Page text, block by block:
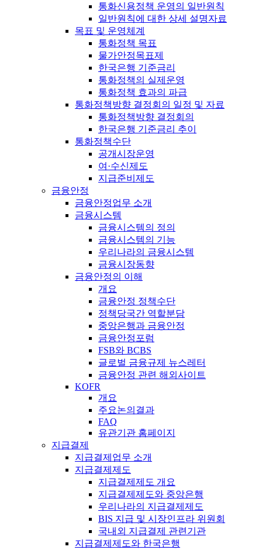
통화신용정책 운영의 일반원칙
일반원칙에 대한 상세 설명자료
목표 및 운영체계
통화정책 목표
물가안정목표제
한국은행 기준금리
통화정책의 실제운영
통화정책 효과의 파급
통화정책방향 결정회의 일정 및 자료
통화정책방향 결정회의
한국은행 기준금리 추이
통화정책수단
공개시장운영
여·수신제도
지급준비제도
금융안정
금융안정업무 소개
금융시스템
금융시스템의 정의
금융시스템의 기능
우리나라의 금융시스템
금융시장동향
금융안정의 이해
개요
금융안정 정책수단
정책당국간 역할분담
중앙은행과 금융안정
금융안정포럼
FSB와 BCBS
글로벌 금융규제 뉴스레터
금융안정 관련 해외사이트
KOFR
개요
주요논의결과
FAQ
유관기관 홈페이지
지급결제
지급결제업무 소개
지급결제제도
지급결제제도 개요
지급결제제도와 중앙은행
우리나라의 지급결제제도
BIS 지급 및 시장인프라 위원회
국내외 지급결제 관련기관
지급결제제도와 한국은행